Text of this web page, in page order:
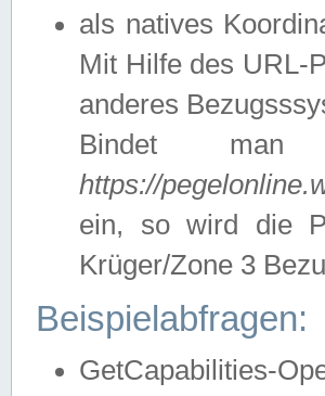
als natives
Mit Hilfe des URL-
anderes
Bindet man
https://
ein, so wird die
Krüger/Zone 3
Beispielabfragen:
GetCapabilities-